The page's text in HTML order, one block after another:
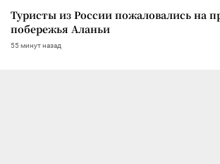
Туристы из России пожаловались на
побережья Аланьи
55 минут назад